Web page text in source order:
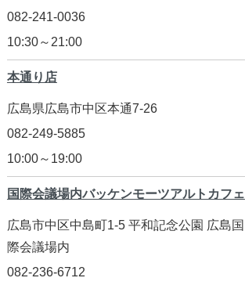
082-241-0036
10:30～21:00
本通り店
広島県広島市中区本通7-26
082-249-5885
10:00～19:00
国際会議場内バッケンモーツアルトカフェ
広島市中区中島町1-5平和記念公園 広島国
際会議場内
082-236-6712